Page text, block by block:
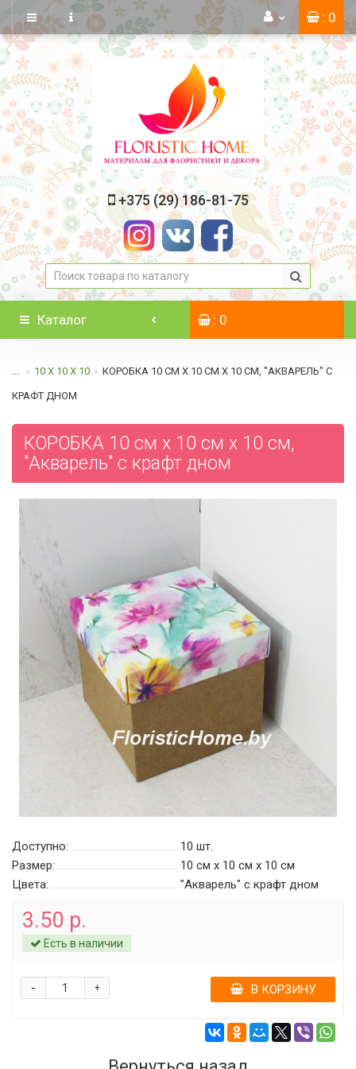
: 0
+375 (29) 186-81-75
Каталог : 0
... 10 Х 10 Х 10 КОРОБКА 10 СМ Х 10 СМ Х 10 СМ, "АКВАРЕЛЬ" C
КРАФТ ДНОМ
КОРОБКА 10 см х 10 см х 10 см,
"Акварель" c крафт дном
Доступно: 10 шт.
Размер:
10 см х 10 см х 10 см
Цвета:
"Акварель" c крафт дном
3.50 р.
Есть в наличии
+
- В КОРЗИНУ